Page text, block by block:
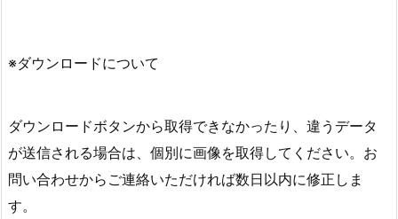
※ダウンロードについて
ダウンロードボタンから取得できなかったり、違うデータ
が送信される場合は、個別に画像を取得してください。お
問い合わせからご連絡いただければ数日以内に修正しま
す。